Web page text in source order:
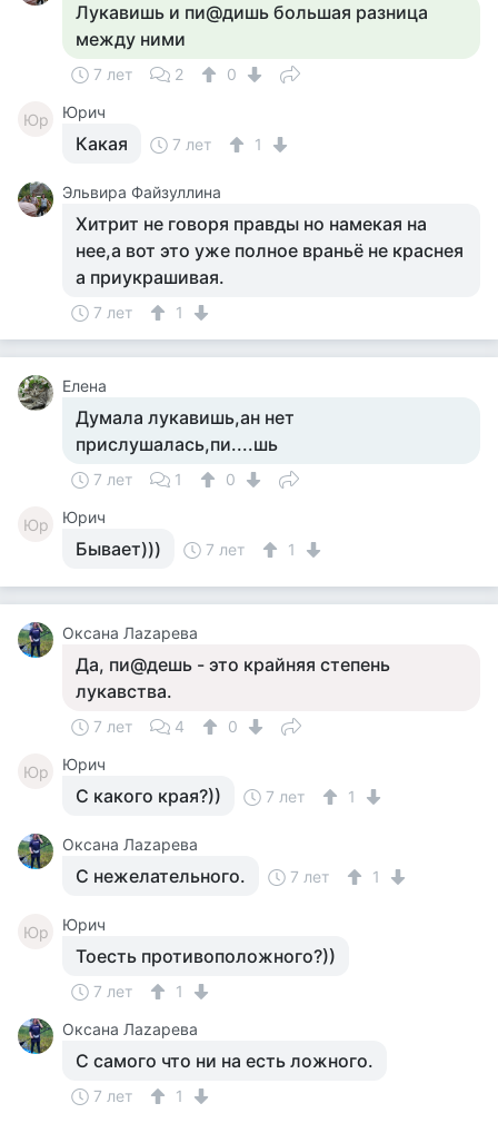
Лукавишь и пи@дишь большая разница
между ними
7 лет 2 0
Юр Юрич
Какая 7 лет 1
Эльвира Файзуллина
Хитрит не говоря правды но намекая на
нее,а вот это уже полное враньё не краснея
а приукрашивая.
7 лет 1
Елена
Думала лукавишь,ан нет
прислушалась,пи....шь
7 лет 1 0
Юр Юрич
Бывает))) 7 лет 1
Оксана Лаzaрева
Да, пи@дешь - это крайняя степень
лукавства.
7 лет 4 0
Юр Юрич
С какого края?)) 7 лет 1
Оксана Лаzaрева
С нежелательного. 7 лет 1
Юр Юрич
Тоесть противоположного?))
7 лет
1
Оксана Лаzaрева
С самого что ни на есть ложного.
7 лет 1